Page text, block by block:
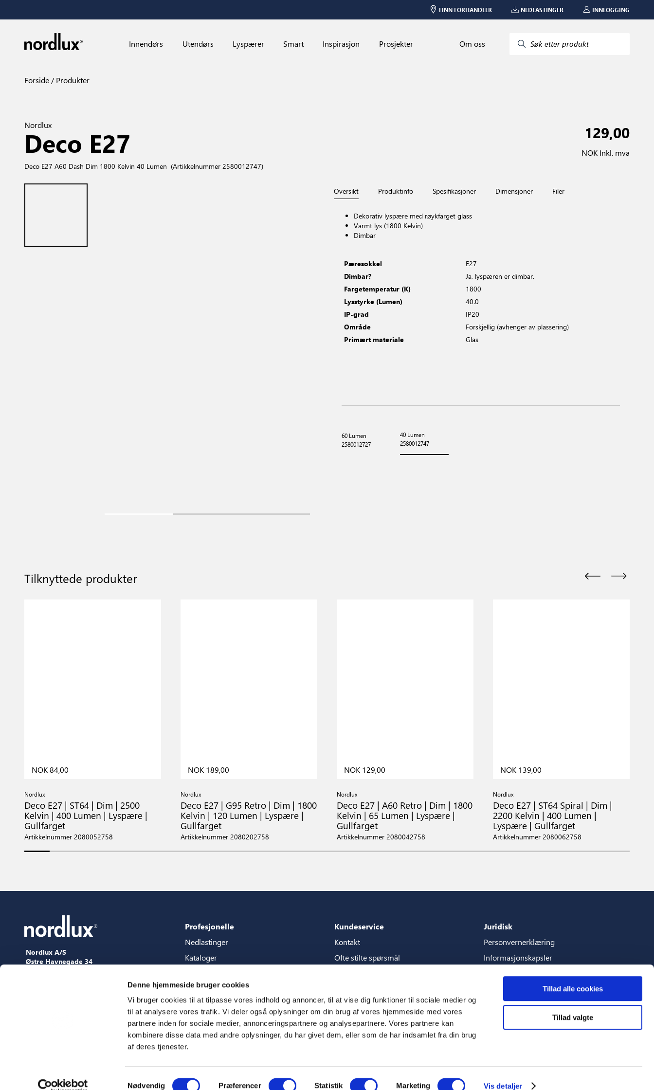
Denne hjemmeside bruger cookies
Vi bruger cookies til at tilpasse vores indhold og annoncer, til at vise dig funktioner til sociale medier og
til at analysere vores trafik. Vi deler også oplysninger om din brug af vores hjemmeside med vores
partnere inden for sociale medier, annonceringspartnere og analysepartnere. Vores partnere kan
kombinere disse data med andre oplysninger, du har givet dem, eller som de har indsamlet fra din brug
af deres tjenester.
Samtykkevalg
Nødvendig Præferencer Statistik Marketing Vis detaljer
Tillad alle cookies
Tillad valgte
FINN FORHANDLER NEDLASTINGER INNLOGGING
Innendørs Utendørs Lyspærer Smart Inspirasjon Prosjekter Om oss Søk etter produkt
Forside Produkter
Nordlux
Deco E27
Deco E27 A60 Dash Dim 1800 Kelvin 40 Lumen (Artikkelnummer 2580012747)
129,00
NOK Inkl. mva
Oversikt Produktinfo Spesifikasjoner Dimensjoner Filer
Dekorativ lyspære med røykfarget glass
Varmt lys (1800 Kelvin)
Dimbar
Pæresokkel
E27
Dimbar?
Ja, lyspæren er dimbar.
Fargetemperatur (K)
1800
Lysstyrke (Lumen)
40.0
IP-grad
IP20
Område
Forskjellig (avhenger av plassering)
Primært materiale
Glas
60 Lumen
2580012727
40 Lumen
2580012747
Tilknyttede produkter
NOK 84,00
Nordlux
Deco E27 | ST64 | Dim | 2500
Kelvin | 400 Lumen | Lyspære |
Gullfarget
Artikkelnummer 2080052758
NOK 189,00
Nordlux
Deco E27 | G95 Retro | Dim | 1800
Kelvin | 120 Lumen | Lyspære |
Gullfarget
Artikkelnummer 2080202758
NOK 129,00
Nordlux
Deco E27 | A60 Retro | Dim | 1800
Kelvin | 65 Lumen | Lyspære |
Gullfarget
Artikkelnummer 2080042758
NOK 139,00
Nordlux
Deco E27 | ST64 Spiral | Dim |
2200 Kelvin | 400 Lumen |
Lyspære | Gullfarget
Artikkelnummer 2080062758
Nordlux A/S
Østre Havnegade 34
Profesjonelle
Nedlastinger
Kataloger
Veiledning for content store
3D filer
Presse
Showroom
Messer
Kundeservice
Kontakt
Ofte stilte spørsmål
CSR
Juridisk
Personvernerklæring
Informasjonskapsler